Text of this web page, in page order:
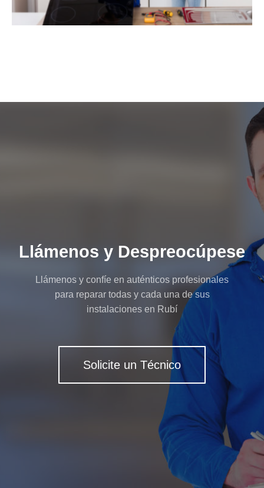
Llámenos y Despreocúpese
Llámenos y confíe en auténticos profesionales
para reparar todas y cada una de sus
instalaciones en Rubí
Solicite un Técnico